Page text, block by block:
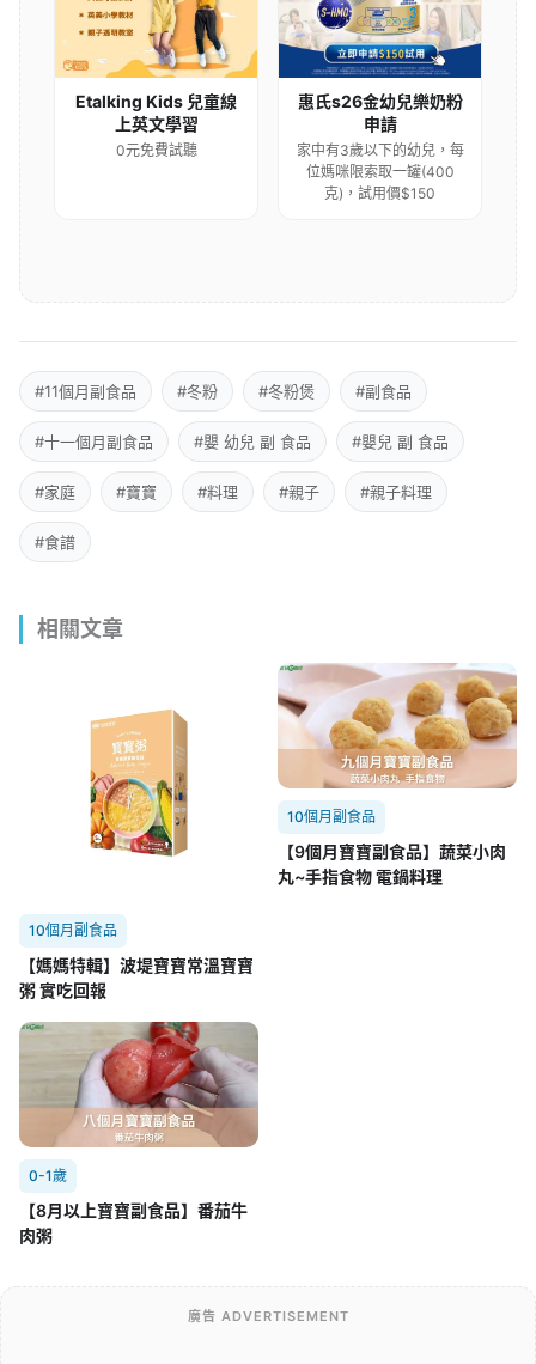
Etalking Kids 兒童線
上英文學習
0元免費試聽
惠氏s26金幼兒樂奶粉
申請
家中有3歲以下的幼兒，每
位媽咪限索取一罐(400
克)，試用價$150
#11個月副食品 #冬粉 #冬粉煲 #副食品
#十一個月副食品 #嬰 幼兒 副 食品 #嬰兒 副 食品
#家庭 #寶寶 #料理 #親子 #親子料理
#食譜
相關文章
10個月副食品
【媽媽特輯】波堤寶寶常溫寶寶
粥 實吃回報
10個月副食品
【9個月寶寶副食品】蔬菜小肉
丸~手指食物 電鍋料理
0-1歲
【8月以上寶寶副食品】番茄牛
肉粥
廣告 ADVERTISEMENT